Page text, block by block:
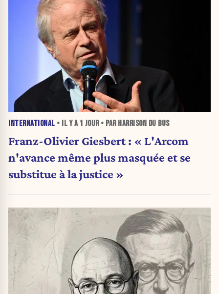
INTERNATIONAL • IL Y A 1 JOUR• PAR HARRISON DU BUS
Franz-Olivier Giesbert : « L'Arcom
n'avance même plus masquée et se
substitue à la justice »